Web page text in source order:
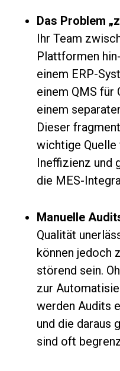
Das Problem
Ihr Team
Plattformen
einem ERP-
einem QMS für
einem
Dieser
wichtige
Ineffizienz und
die MES-
Manuelle
Qualität
können jedoch
störend sein.
zur
werden Audits
und die daraus
sind oft